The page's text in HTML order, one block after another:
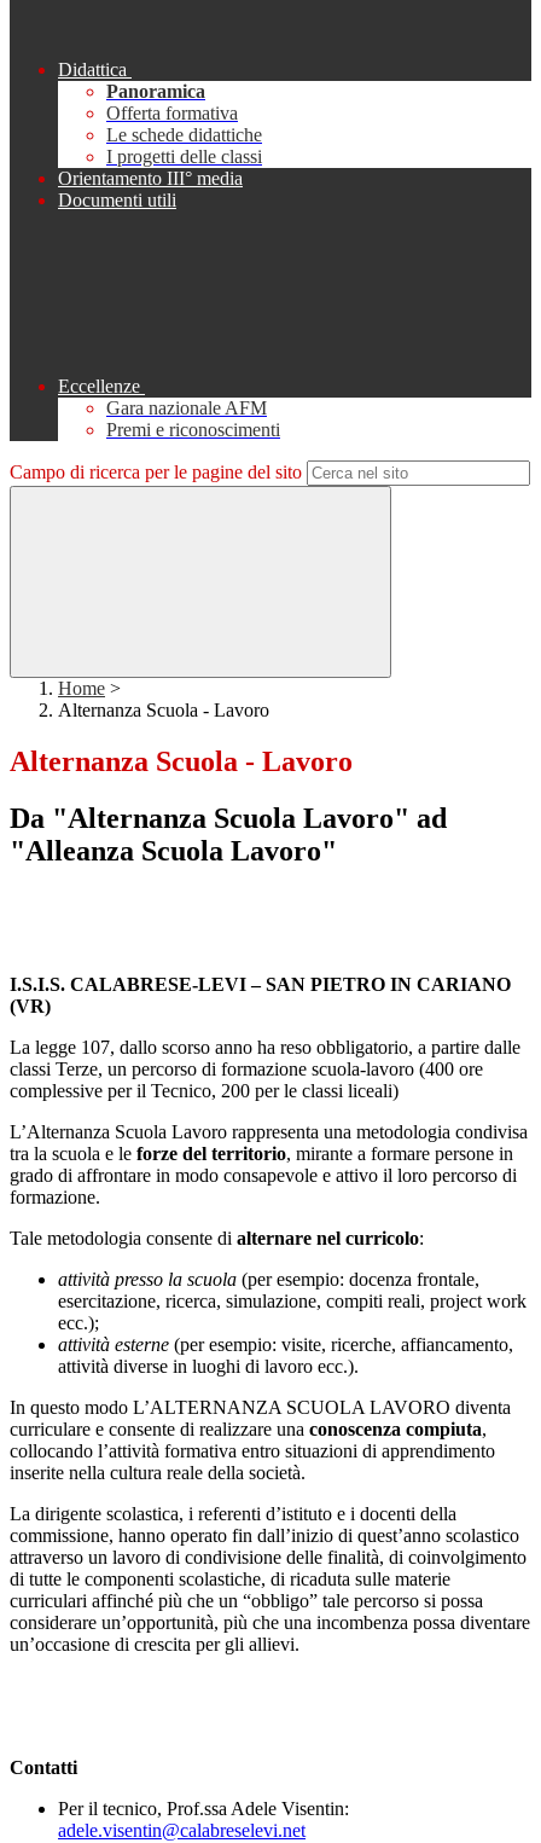
Didattica
Panoramica
Offerta formativa
Le schede didattiche
I progetti delle classi
Orientamento III° media
Documenti utili
Eccellenze
Gara nazionale AFM
Premi e riconoscimenti
Campo di ricerca per le pagine del sito
Home >
Alternanza Scuola - Lavoro
Alternanza Scuola - Lavoro
Da "Alternanza Scuola Lavoro" ad
"Alleanza Scuola Lavoro"
I.S.I.S. CALABRESE-LEVI – SAN PIETRO IN CARIANO
(VR)
La legge 107, dallo scorso anno ha reso obbligatorio, a partire dalle
classi Terze, un percorso di formazione scuola-lavoro (400 ore
complessive per il Tecnico, 200 per le classi liceali)
L’Alternanza Scuola Lavoro rappresenta una metodologia condivisa
tra la scuola e le forze del territorio, mirante a formare persone in
grado di affrontare in modo consapevole e attivo il loro percorso di
formazione.
Tale metodologia consente di alternare nel curricolo:
attività presso la scuola (per esempio: docenza frontale,
esercitazione, ricerca, simulazione, compiti reali, project work
ecc.);
attività esterne (per esempio: visite, ricerche, affiancamento,
attività diverse in luoghi di lavoro ecc.).
In questo modo L’ALTERNANZA SCUOLA LAVORO diventa
curriculare e consente di realizzare una conoscenza compiuta,
collocando l’attività formativa entro situazioni di apprendimento
inserite nella cultura reale della società.
La dirigente scolastica, i referenti d’istituto e i docenti della
commissione, hanno operato fin dall’inizio di quest’anno scolastico
attraverso un lavoro di condivisione delle finalità, di coinvolgimento
di tutte le componenti scolastiche, di ricaduta sulle materie
curriculari affinché più che un “obbligo” tale percorso si possa
considerare un’opportunità, più che una incombenza possa diventare
un’occasione di crescita per gli allievi.
Contatti
Per il tecnico, Prof.ssa Adele Visentin:
adele.visentin@calabreselevi.net